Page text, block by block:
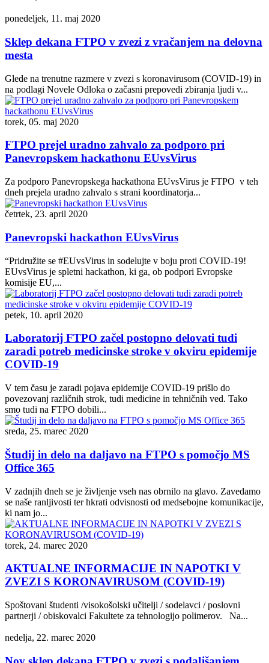
ponedeljek, 11. maj 2020
Sklep dekana FTPO v zvezi z vračanjem na delovna
mesta
Glede na trenutne razmere v zvezi s koronavirusom (COVID-19) in
na podlagi Novele Odloka o začasni prepovedi zbiranja ljudi v...
torek, 05. maj 2020
FTPO prejel uradno zahvalo za podporo pri
Panevropskem hackathonu EUvsVirus
Za podporo Panevropskega hackathona EUvsVirus je FTPO v teh
dneh prejela uradno zahvalo s strani koordinatorja...
četrtek, 23. april 2020
Panevropski hackathon EUvsVirus
“Pridružite se #EUvsVirus in sodelujte v boju proti COVID-19!
EUvsVirus je spletni hackathon, ki ga, ob podpori Evropske
komisije EU,...
petek, 10. april 2020
Laboratorij FTPO začel postopno delovati tudi
zaradi potreb medicinske stroke v okviru epidemije
COVID-19
V tem času je zaradi pojava epidemije COVID-19 prišlo do
povezovanj različnih strok, tudi medicine in tehničnih ved. Tako
smo tudi na FTPO dobili...
sreda, 25. marec 2020
Študij in delo na daljavo na FTPO s pomočjo MS
Office 365
V zadnjih dneh se je življenje vseh nas obrnilo na glavo. Zavedamo
se naše ranljivosti ter hkrati odvisnosti od medsebojne komunikacije,
ki nam jo...
torek, 24. marec 2020
AKTUALNE INFORMACIJE IN NAPOTKI V
ZVEZI S KORONAVIRUSOM (COVID-19)
Spoštovani študenti /visokošolski učitelji / sodelavci / poslovni
partnerji / obiskovalci Fakultete za tehnologijo polimerov. Na...
nedelja, 22. marec 2020